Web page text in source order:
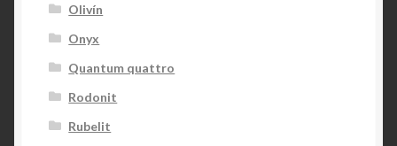
Olivín
Onyx
Quantum quattro
Rodonit
Rubelit